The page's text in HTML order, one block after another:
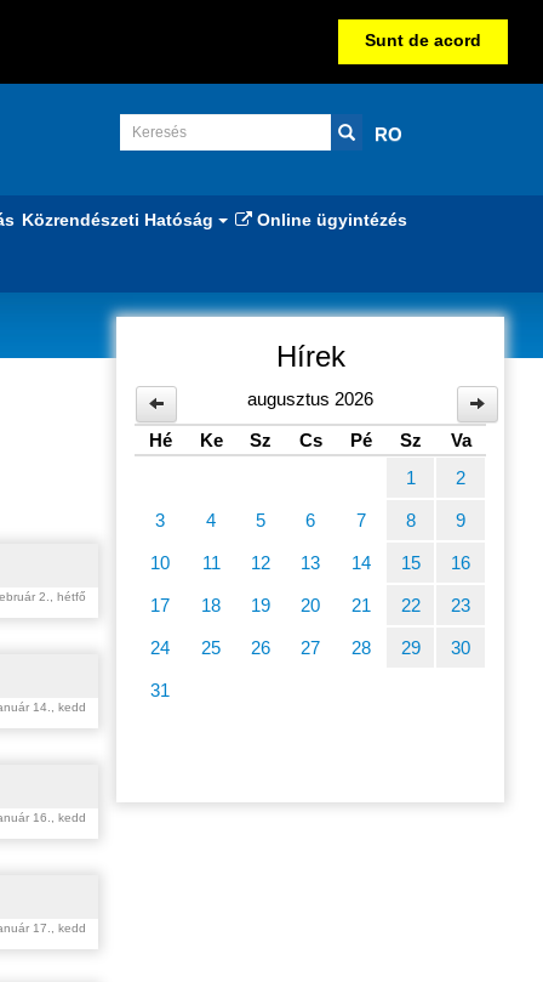
Sunt de acord
RO
Közrendészeti Hatóság Online ügyintézés
2., hétfő
14., kedd
16., kedd
17., kedd
Hírek
augusztus 2026
Hé
Ke Sz Cs Pé Sz
Va
1
2
3 4 5 6 7 8 9
10 11 12 13 14 15 16
17 18 19 20 21 22 23
24 25 26 27 28 29 30
31